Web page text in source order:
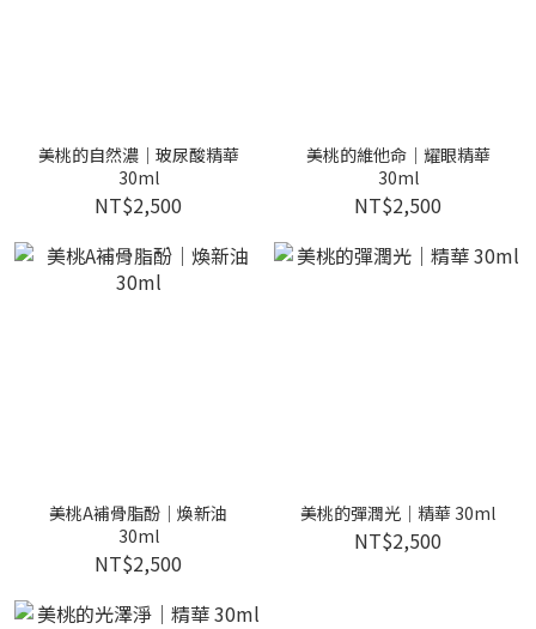
美桃的自然濃｜玻尿酸精華
30ml
NT$2,500
美桃的維他命｜耀眼精華
30ml
NT$2,500
美桃A補骨脂酚｜煥新油
30ml
NT$2,500
美桃的彈潤光｜精華 30ml
NT$2,500